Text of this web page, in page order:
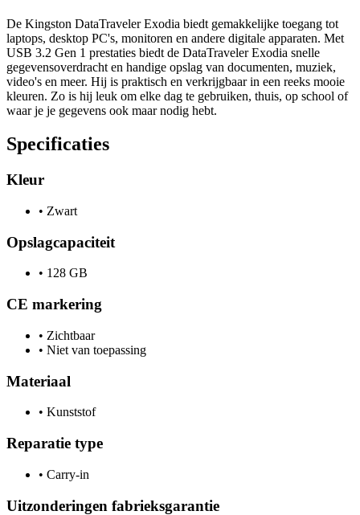
De Kingston DataTraveler Exodia biedt gemakkelijke toegang tot
laptops, desktop PC's, monitoren en andere digitale apparaten. Met
USB 3.2 Gen 1 prestaties biedt de DataTraveler Exodia snelle
gegevensoverdracht en handige opslag van documenten, muziek,
video's en meer. Hij is praktisch en verkrijgbaar in een reeks mooie
kleuren. Zo is hij leuk om elke dag te gebruiken, thuis, op school of
waar je je gegevens ook maar nodig hebt.
Specificaties
Kleur
• Zwart
Opslagcapaciteit
• 128 GB
CE markering
• Zichtbaar
• Niet van toepassing
Materiaal
• Kunststof
Reparatie type
• Carry-in
Uitzonderingen fabrieksgarantie